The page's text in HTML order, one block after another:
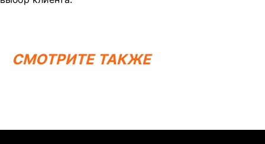
СМОТРИТЕ ТАКЖЕ